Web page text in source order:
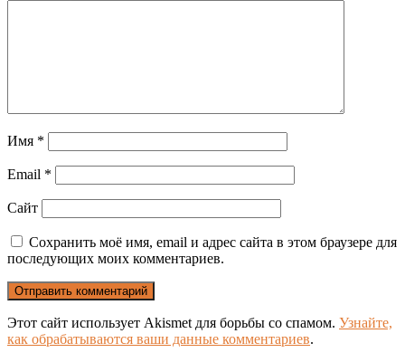
Имя *
Email *
Сайт
Сохранить моё имя, email и адрес сайта в этом браузере для
последующих моих комментариев.
Этот сайт использует Akismet для борьбы со спамом. Узнайте,
как обрабатываются ваши данные комментариев.